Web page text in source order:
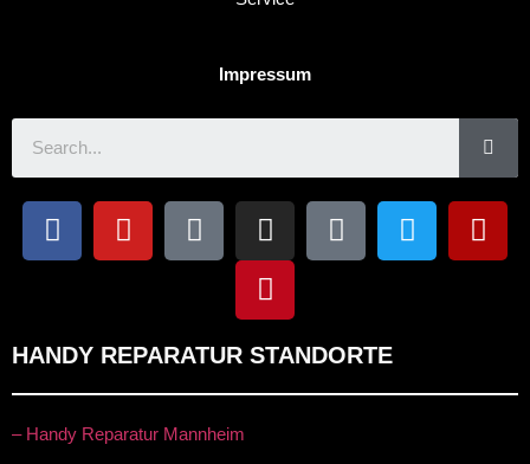
Impressum
HANDY REPARATUR STANDORTE
– Handy Reparatur Mannheim